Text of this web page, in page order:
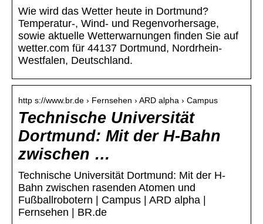
Wie wird das Wetter heute in Dortmund?
Temperatur-, Wind- und Regenvorhersage,
sowie aktuelle Wetterwarnungen finden Sie auf
wetter.com für 44137 Dortmund, Nordrhein-
Westfalen, Deutschland.
http s://www.br.de › Fernsehen › ARD alpha › Campus
Technische Universität
Dortmund: Mit der H-Bahn
zwischen …
Technische Universität Dortmund: Mit der H-
Bahn zwischen rasenden Atomen und
Fußballrobotern | Campus | ARD alpha |
Fernsehen | BR.de